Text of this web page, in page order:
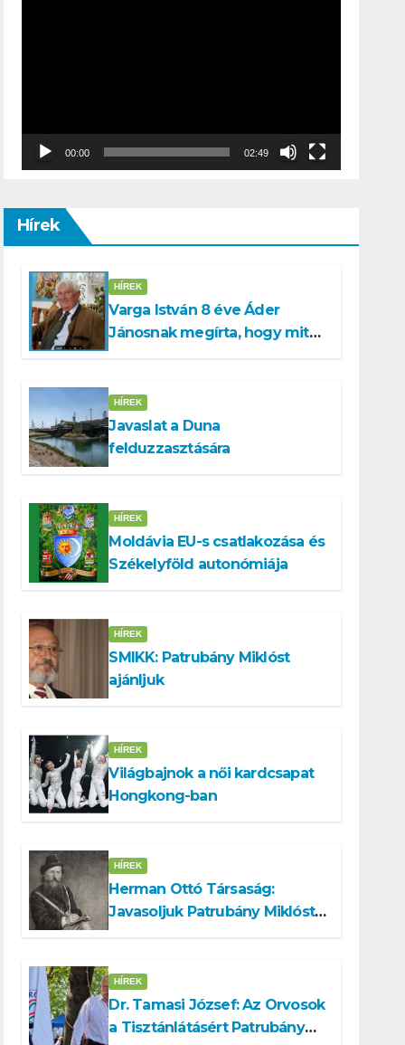
00:00 02:49
Hírek
HÍREK
Varga István 8 éve Áder
Jánosnak megírta, hogy mit
HÍREK
Javaslat a Duna
felduzzasztására
HÍREK
Moldávia EU-s csatlakozása és
Székelyföld autonómiája
HÍREK
SMIKK: Patrubány Miklóst
ajánljuk
HÍREK
Világbajnok a női kardcsapat
Hongkong-ban
HÍREK
Herman Ottó Társaság:
Javasoljuk Patrubány Miklóst
HÍREK
Dr. Tamasi József: Az Orvosok
a Tisztánlátásért Patrubány